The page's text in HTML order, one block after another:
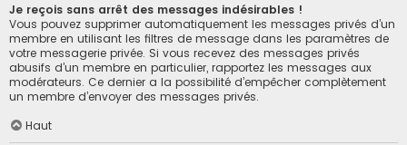
Je reçois sans arrêt des messages indésirables !
Vous pouvez supprimer automatiquement les messages privés d’un
membre en utilisant les filtres de message dans les paramètres de
votre messagerie privée. Si vous recevez des messages privés
abusifs d’un membre en particulier, rapportez les messages aux
modérateurs. Ce dernier a la possibilité d’empêcher complètement
un membre d’envoyer des messages privés.
Haut